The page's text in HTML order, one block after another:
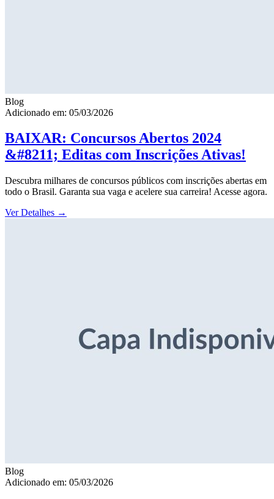
Blog
Adicionado em: 05/03/2026
BAIXAR: Concursos Abertos 2024
&#8211; Editas com Inscrições Ativas!
Descubra milhares de concursos públicos com inscrições abertas em
todo o Brasil. Garanta sua vaga e acelere sua carreira! Acesse agora.
Ver Detalhes →
Blog
Adicionado em: 05/03/2026